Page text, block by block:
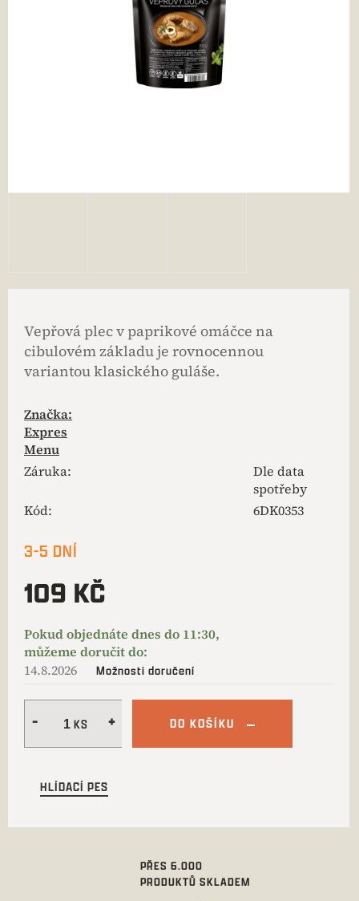
Vepřová plec v paprikové omáčce na
cibulovém základu je rovnocennou
variantou klasického guláše.
Značka:
Expres
Menu
Záruka:
Dle data
spotřeby
Kód:
6DK0353
3-5 DNÍ
109 KČ
14.8.2026 Možnosti doručení
DO KOŠÍKU
HLÍDACÍ PES
PŘES 6.000
PRODUKTŮ SKLADEM